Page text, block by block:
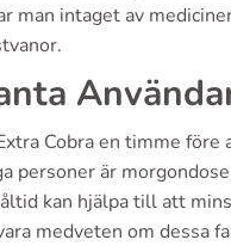
man intaget av
Cobra en timme före
personer är
kan hjälpa till att
medveten om dessa